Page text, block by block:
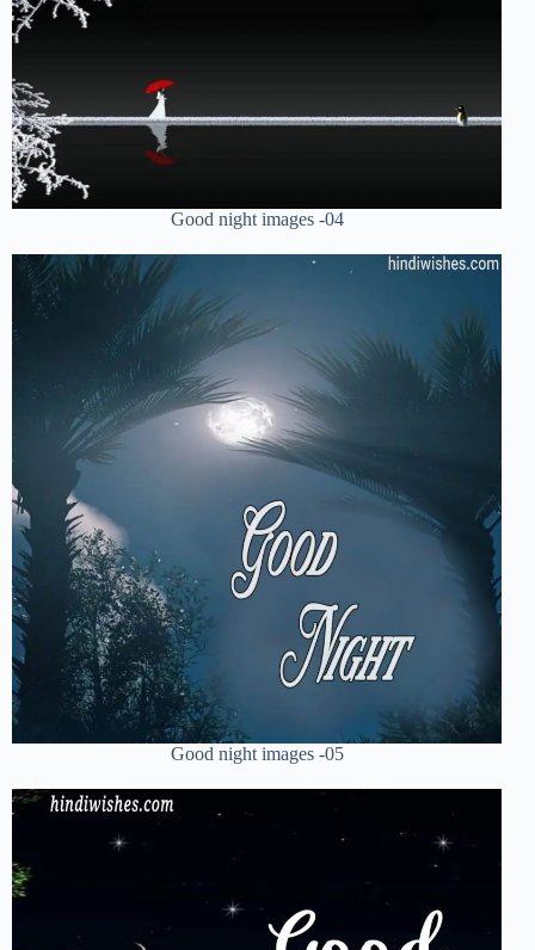
Good night images -04
Good night images -05